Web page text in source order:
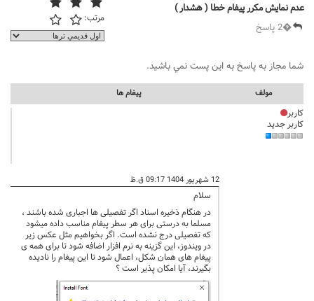
عدم نمایش مکرر پیفام خطا ( هشدار )
�2 پاسخ
مرتب:
شما مجاز به پاسخ به اين پست نمي باشيد.
مولف پيغام ها
کاربر
کاربر جدید
12 شهریور 1404 09:17 ق.ظ
سلام
در هنگام ذخیره اسناد اگر تفصیلی ها اجباری شده باشند ،
مسلما به درستی برای هر سطر پیغام مناسب داده میشود
که تفصیلی درج نشده است. اگر بخواهیم مثل عکس زیر
در ویندوز، این گزینه به نرم افزار اضافه شود تا برای همه ی
پیغام های همان شکل، اعمال شود تا این پیغام را نادیده
بگیرند، آیا امکان پذیر است ؟